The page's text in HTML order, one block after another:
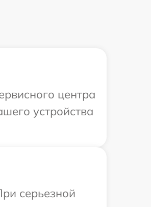
центра
устройства
серьезной